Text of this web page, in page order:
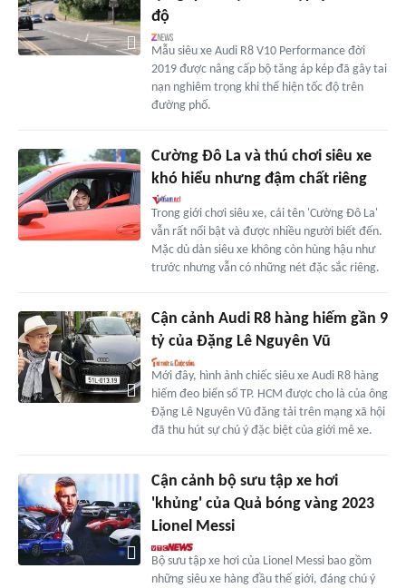
độ
Mẫu siêu xe Audi R8 V10 Performance đời
2019 được nâng cấp bộ tăng áp kép đã gây tai
nạn nghiêm trọng khi thể hiện tốc độ trên
đường phố.
Cường Đô La và thú chơi siêu xe
khó hiểu nhưng đậm chất riêng
Trong giới chơi siêu xe, cái tên 'Cường Đô La'
vẫn rất nổi bật và được nhiều người biết đến.
Mặc dù dàn siêu xe không còn hùng hậu như
trước nhưng vẫn có những nét đặc sắc riêng.
Cận cảnh Audi R8 hàng hiếm gần 9
tỷ của Đặng Lê Nguyên Vũ
Mới đây, hình ảnh chiếc siêu xe Audi R8 hàng
hiếm đeo biển số TP. HCM được cho là của ông
Đặng Lê Nguyên Vũ đăng tải trên mạng xã hội
đã thu hút sự chú ý đặc biệt của giới mê xe.
Cận cảnh bộ sưu tập xe hơi
'khủng' của Quả bóng vàng 2023
Lionel Messi
Bộ sưu tập xe hơi của Lionel Messi bao gồm
những siêu xe hàng đầu thế giới, đáng chú ý